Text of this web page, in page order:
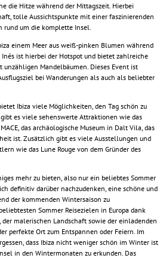
die Hitze während der Mittagszeit. Hierbei
tolle Aussichtspunkte mit einer faszinierenden
rund um die komplette Insel.
einem Meer aus weiß-pinken Blumen während
ist hierbei der Hotspot und bietet zahlreiche
unzähligen Mandelbäumen. Dieses Event ist
bei Wanderungen als auch als beliebter
Ibiza viele Möglichkeiten, den Tag schön zu
es viele sehenswerte Attraktionen wie das
das archäologische Museum in Dalt Vila, das
ist. Zusätzlich gibt es viele Ausstellungen und
wie das Lune Rouge von dem Gründer des
mehr zu bieten, also nur ein beliebtes Sommer
definitiv darüber nachzudenken, eine schöne und
der kommenden Wintersaison zu
Sommer Reisezielen in Europa dank
malerischen Landschaft sowie der einladenden
perfekte Ort zum Entspannen oder Feiern. Im
dass Ibiza nicht weniger schön im Winter ist
in den Wintermonaten zu erkunden. Das